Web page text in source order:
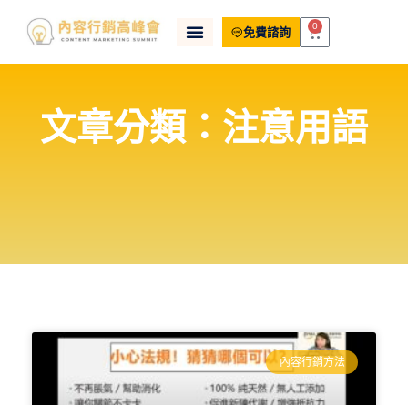
免費諮詢 0
文章分類：注意用語
內容行銷方法